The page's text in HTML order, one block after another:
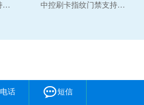
中控刷卡指纹门禁支持云考... 中控刷卡指纹门禁支持云考...
电话 短信